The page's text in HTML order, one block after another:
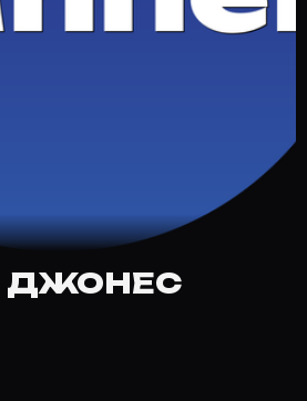
Джонес?
Биография и роли на
Клаире Джонес?
movie-planner.ru/s/
ДЖОНЕС